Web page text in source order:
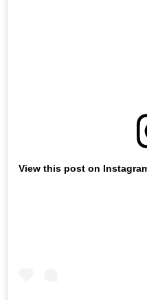
View this post on